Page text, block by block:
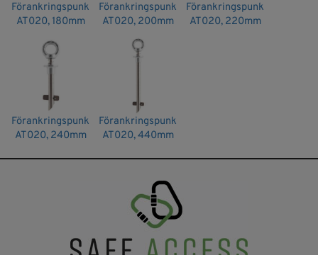
Rostritt stål
Aluminium
EN795, 12kN
Artikelnr: AT020-400
Förankringspunkt
AT020, 180mm
Förankringspunkt
AT020, 200mm
Förankringspunkt
AT020, 220mm
Förankringspunkt
AT020, 240mm
Förankringspunkt
AT020, 440mm